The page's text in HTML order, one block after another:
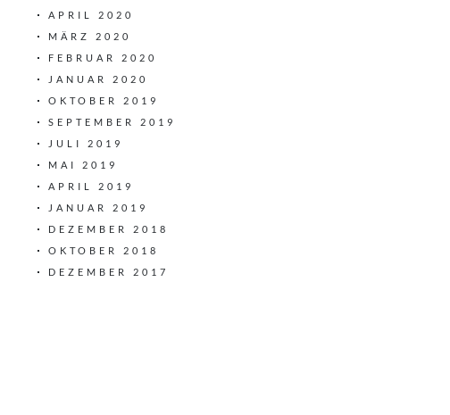
APRIL 2020
MÄRZ 2020
FEBRUAR 2020
JANUAR 2020
OKTOBER 2019
SEPTEMBER 2019
JULI 2019
MAI 2019
APRIL 2019
JANUAR 2019
DEZEMBER 2018
OKTOBER 2018
DEZEMBER 2017